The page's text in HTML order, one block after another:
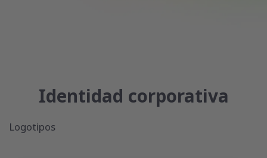
Identidad corporativa
Logotipos